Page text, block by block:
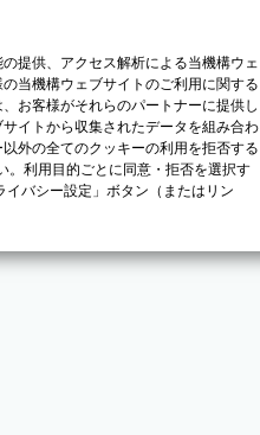
提供、アクセス解析による当機構ウェ
当機構ウェブサイトのご利用に関する
お客様がそれらのパートナーに提供し
イトから収集されたデータを組み合わ
外の全てのクッキーの利用を拒否する
。利用目的ごとに同意・拒否を選択す
イバシー設定」ボタン（またはリン